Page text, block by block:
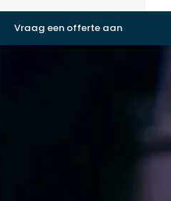
Vraag een offerte aan